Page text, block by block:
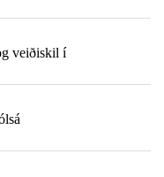
veiðiskil í